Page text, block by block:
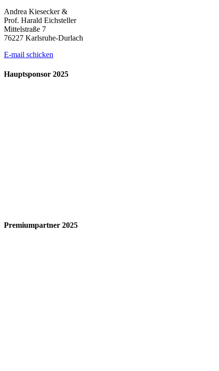
Andrea Kiesecker &
Prof. Harald Eichsteller
Mittelstraße 7
76227 Karlsruhe-Durlach
E-mail schicken
Hauptsponsor 2025
Premiumpartner 2025